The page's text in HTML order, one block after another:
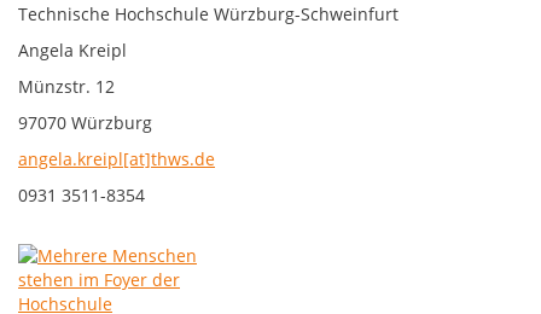
Technische Hochschule Würzburg-Schweinfurt
Angela Kreipl
Münzstr. 12
97070 Würzburg
angela.kreipl[at]thws.de
0931 3511-8354